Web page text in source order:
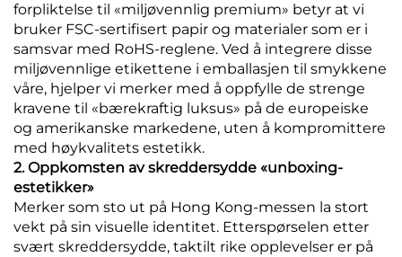
forpliktelse til «miljøvennlig premium» betyr at vi
bruker FSC-sertifisert papir og materialer som er i
samsvar med RoHS-reglene. Ved å integrere disse
miljøvennlige etikettene i emballasjen til smykkene
våre, hjelper vi merker med å oppfylle de strenge
kravene til «bærekraftig luksus» på de europeiske
og amerikanske markedene, uten å kompromittere
med høykvalitets estetikk.
2. Oppkomsten av skreddersydde «unboxing-
estetikker»
Merker som sto ut på Hong Kong-messen la stort
vekt på sin visuelle identitet. Etterspørselen etter
svært skreddersydde, taktilt rike opplevelser er på